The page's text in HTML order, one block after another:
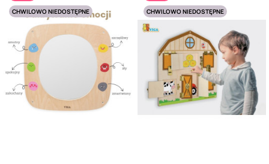
CHWILOWO NIEDOSTĘPNE
CHWILOWO NIEDOSTĘPNE